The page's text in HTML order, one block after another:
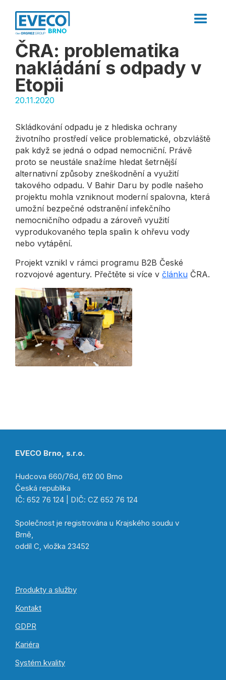
ČRA: problematika
nakládání s odpady v
Etopii
20.11.2020
Skládkování odpadu je z hlediska ochrany
životního prostředí velice problematické, obzvláště
pak když se jedná o odpad nemocniční. Právě
proto se neustále snažíme hledat šetrnější
alternativní způsoby zneškodnění a využití
takového odpadu. V Bahir Daru by podle našeho
projektu mohla vzniknout moderní spalovna, která
umožní bezpečné odstranění infekčního
nemocničního odpadu a zároveň využití
vyprodukovaného tepla spalin k ohřevu vody
nebo vytápění.
Projekt vznikl v rámci programu B2B České
rozvojové agentury. Přečtěte si více v článku ČRA.
EVECO Brno, s.r.o.
Hudcova 660/76d, 612 00 Brno
Česká republika
IČ: 652 76 124 | DIČ: CZ 652 76 124
Společnost je registrována u Krajského soudu v
Brně,
oddíl C, vložka 23452
Produkty a služby
Kontakt
GDPR
Kariéra
Systém kvality